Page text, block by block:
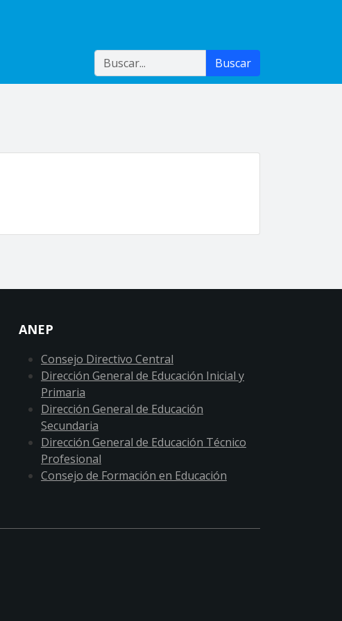
Buscar Buscar
ANEP
Consejo Directivo Central
Dirección General de Educación Inicial y
Primaria
Dirección General de Educación
Secundaria
Dirección General de Educación Técnico
Profesional
Consejo de Formación en Educación